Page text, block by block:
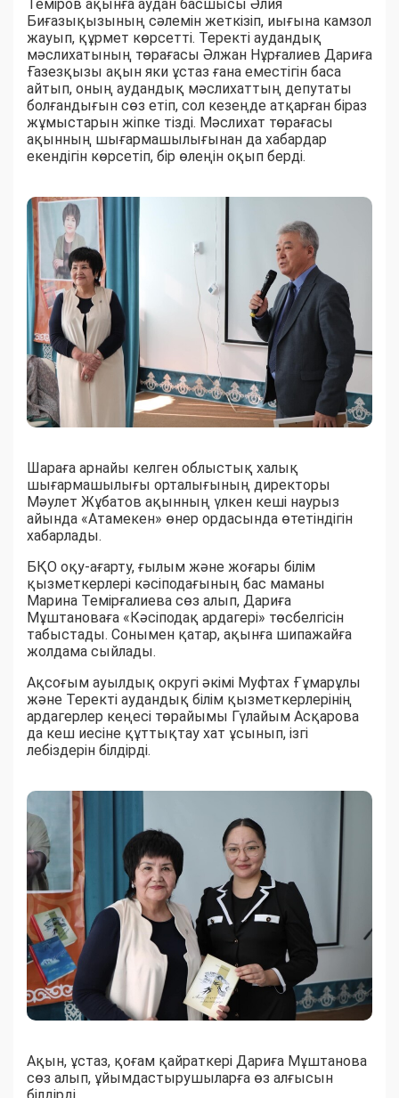
Теміров ақынға аудан басшысы Әлия
Биғазықызының сәлемін жеткізіп, иығына камзол
жауып, құрмет көрсетті. Теректі аудандық
мәслихатының төрағасы Әлжан Нұрғалиев Дариға
Ғазезқызы ақын яки ұстаз ғана еместігін баса
айтып, оның аудандық мәслихаттың депутаты
болғандығын сөз етіп, сол кезеңде атқарған біраз
жұмыстарын жіпке тізді. Мәслихат төрағасы
ақынның шығармашылығынан да хабардар
екендігін көрсетіп, бір өлеңін оқып берді.
Шараға арнайы келген облыстық халық
шығармашылығы орталығының директоры
Мәулет Жұбатов ақынның үлкен кеші наурыз
айында «Атамекен» өнер ордасында өтетіндігін
хабарлады.
БҚО оқу-ағарту, ғылым және жоғары білім
қызметкерлері кәсіподағының бас маманы
Марина Темірғалиева сөз алып, Дариға
Мұштановаға «Кәсіподақ ардагері» төсбелгісін
табыстады. Сонымен қатар, ақынға шипажайға
жолдама сыйлады.
Ақсоғым ауылдық округі әкімі Муфтах Ғұмарұлы
және Теректі аудандық білім қызметкерлерінің
ардагерлер кеңесі төрайымы Гүлайым Асқарова
да кеш иесіне құттықтау хат ұсынып, ізгі
лебіздерін білдірді.
Ақын, ұстаз, қоғам қайраткері Дариға Мұштанова
сөз алып, ұйымдастырушыларға өз алғысын